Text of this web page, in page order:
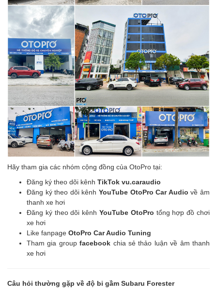
Hãy tham gia các nhóm cộng đồng của OtoPro tại:
Đăng ký theo dõi kênh TikTok vu.caraudio
Đăng ký theo dõi kênh YouTube OtoPro Car Audio về âm
thanh xe hơi
Đăng ký theo dõi kênh YouTube OtoPro tổng hợp đồ chơi
xe hơi
Like fanpage OtoPro Car Audio Tuning
Tham gia groupfacebook chia sẻ thảo luận về âm thanh
xe hơi
Câu hỏi thường gặp về độ bi gầm Subaru Forester